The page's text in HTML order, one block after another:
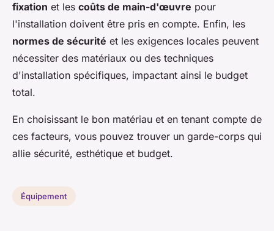
fixation et les coûts de main-d'œuvre pour
l'installation doivent être pris en compte. Enfin, les
normes de sécurité et les exigences locales peuvent
nécessiter des matériaux ou des techniques
d'installation spécifiques, impactant ainsi le budget
total.
En choisissant le bon matériau et en tenant compte de
ces facteurs, vous pouvez trouver un garde-corps qui
allie sécurité, esthétique et budget.
Équipement